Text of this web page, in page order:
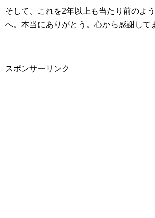
そして、これを2年以上も当たり前のよ
へ。本当にありがとう。心から感謝して
スポンサーリンク